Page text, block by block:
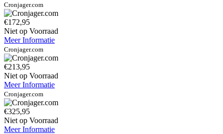
Cronjager.com
€172,95
Niet op Voorraad
Meer Informatie
Cronjager.com
€213,95
Niet op Voorraad
Meer Informatie
Cronjager.com
€325,95
Niet op Voorraad
Meer Informatie